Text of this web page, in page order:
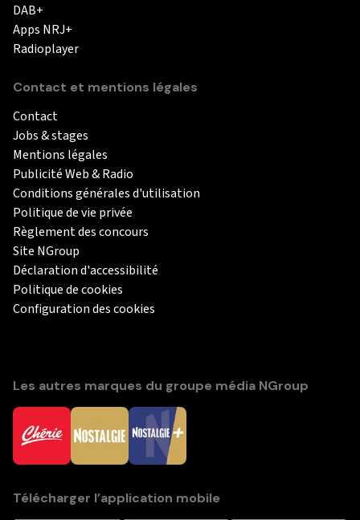
DAB+
Apps NRJ+
Radioplayer
Contact et mentions légales
Contact
Jobs & stages
Mentions légales
Publicité Web & Radio
Conditions générales d'utilisation
Politique de vie privée
Règlement des concours
Site NGroup
Déclaration d'accessibilité
Politique de cookies
Configuration des cookies
Les autres marques du groupe média NGroup
Télécharger l’application mobile